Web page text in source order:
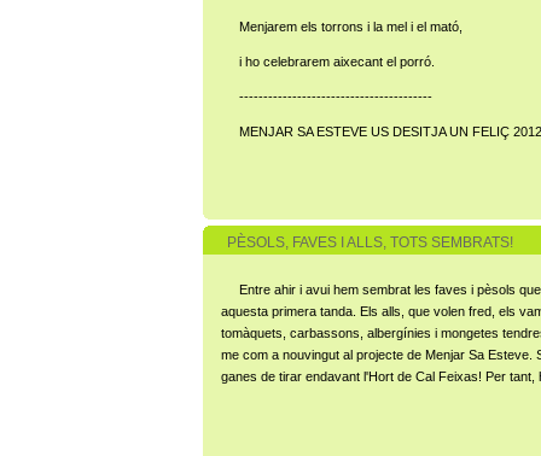
Menjarem els torrons i la mel i el mató,
i ho celebrarem aixecant el porró.
----------------------------------------
MENJAR SA ESTEVE US DESITJA UN FELIÇ
PÈSOLS, FAVES I ALLS, TOTS SEMBRATS!
Entre ahir i avui hem sembrat les faves i pèsols
aquesta primera tanda. Els alls, que volen fred, els
tomàquets, carbassons, albergínies i mongetes
me com a nouvingut al projecte de Menjar Sa Esteve.
ganes de tirar endavant l'Hort de Cal Feixas! Per tant,